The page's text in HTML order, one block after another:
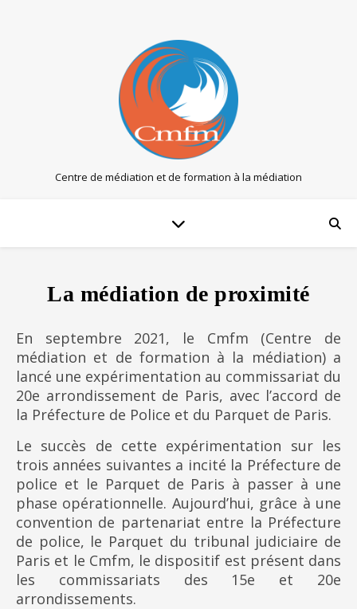
Centre de médiation et de formation à la médiation
La médiation de proximité
En septembre 2021, le Cmfm (Centre de
médiation et de formation à la médiation) a
lancé une expérimentation au commissariat du
20e arrondissement de Paris, avec l’accord de
la Préfecture de Police et du Parquet de Paris.
Le succès de cette expérimentation sur les
trois années suivantes a incité la Préfecture de
police et le Parquet de Paris à passer à une
phase opérationnelle. Aujourd’hui, grâce à une
convention de partenariat entre la Préfecture
de police, le Parquet du tribunal judiciaire de
Paris et le Cmfm, le dispositif est présent dans
les commissariats des 15e et 20e
arrondissements.